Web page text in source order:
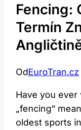
Fencing:
Termín
OdEuroTran.cz
Have you
„fencing“
oldest sports